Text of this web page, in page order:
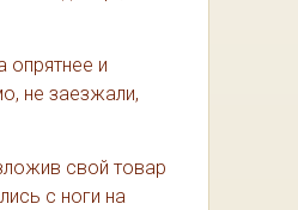
опрятнее и
не заезжали,
свой товар
с ноги на